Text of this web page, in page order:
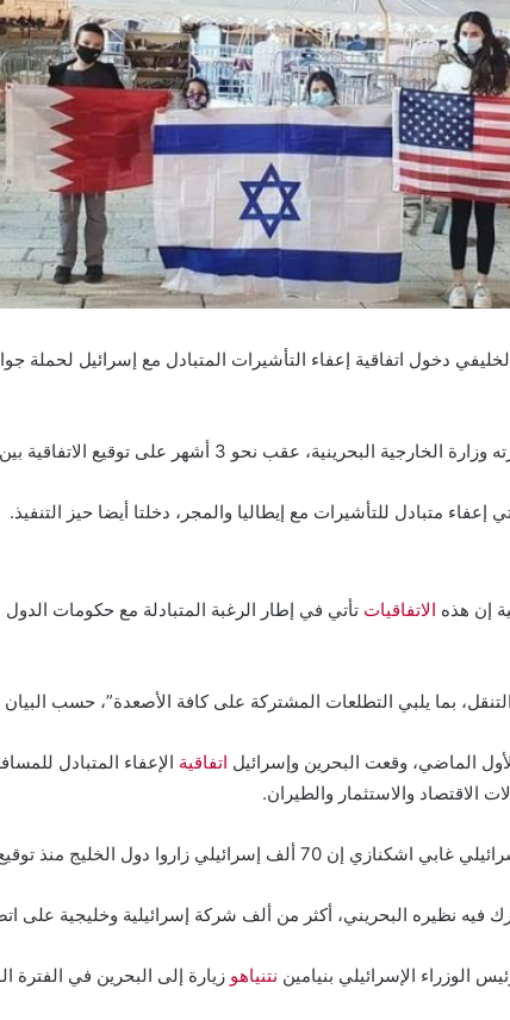
دخول اتفاقية إعفاء التأشيرات المتبادل مع إسرائيل لحملة
عقب نحو 3 أشهر على توقيع الاتفاقية بين المنامة وتل أبيب.
إعفاء متبادل للتأشيرات مع إيطاليا والمجر، دخلتا أيضا حيز التنفيذ.
إن هذه الاتفاقيات تأتي في إطار الرغبة المتبادلة مع حكومات
بما يلبي التطلعات المشتركة على كافة الأصعدة”، حسب البيان
اتفاقية الإعفاء المتبادل
الاقتصاد والاستثمار والطيران.
زاروا دول الخليج منذ توقيع اتفاقية التطبيع.
فيه نظيره البحريني، أكثر من ألف شركة إسرائيلية وخليجية على
الوزراء الإسرائيلي بنيامين نتنياهو زيارة إلى البحرين في الفترة